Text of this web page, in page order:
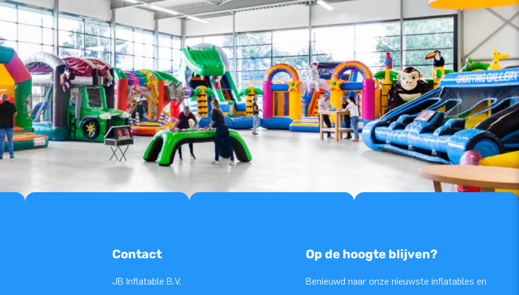
Contact
JB Inflatable B.V.
Op de hoogte blijven?
Benieuwd naar onze nieuwste inflatables en